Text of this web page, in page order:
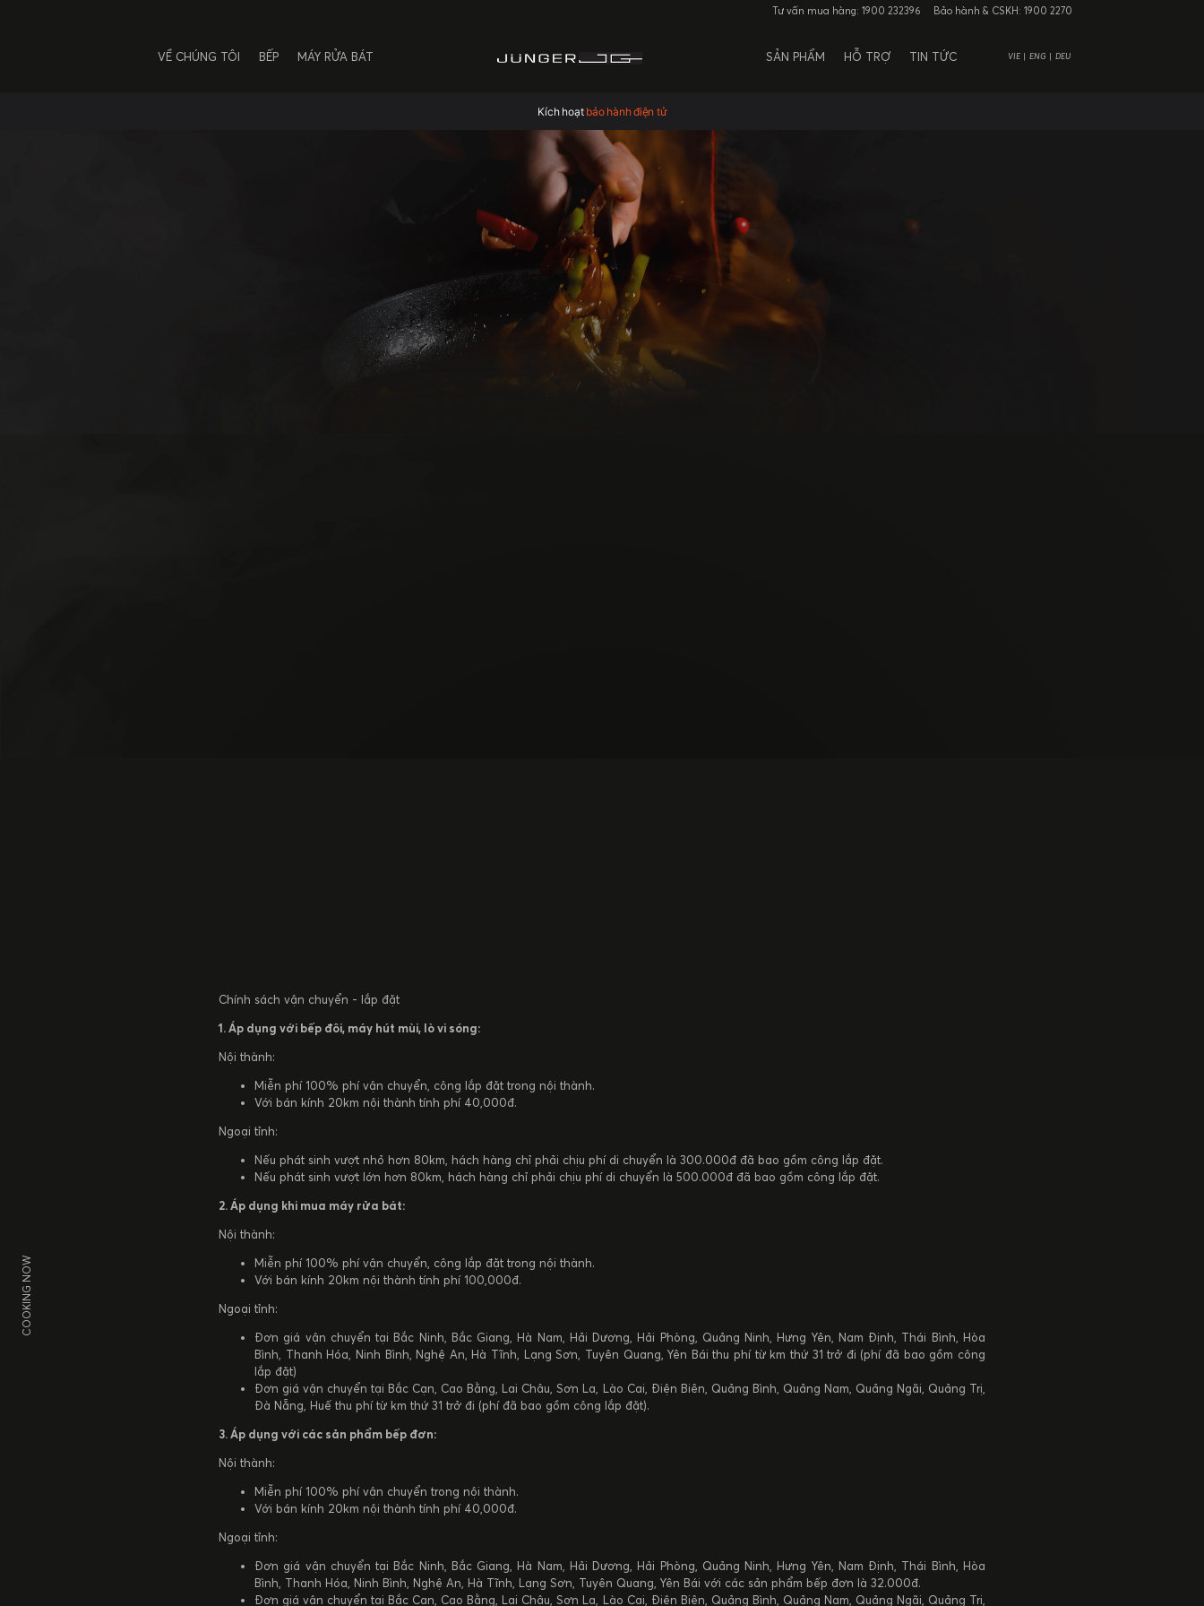
Tư vấn mua hàng:1900 232396 Bảo hành & CSKH:1900 2270
VỀ CHÚNG TÔI BẾP MÁY RỬA BÁT SẢN PHẨM HỖ TRỢ TIN TỨC VIE ENG DEU
Kích hoạt bảo hành điện tử
COOKING NOW
Chính sách vận chuyển - lắp đặt
1. Áp dụng với bếp đôi, máy hút mùi, lò vi sóng:
Nội thành:
Miễn phí 100% phí vận chuyển, công lắp đặt trong nội thành.
Với bán kính 20km nội thành tính phí 40,000đ.
Ngoại tỉnh:
Nếu phát sinh vượt nhỏ hơn 80km, hách hàng chỉ phải chịu phí di chuyển là 300.000đ đã bao gồm công lắp đặt.
Nếu phát sinh vượt lớn hơn 80km, hách hàng chỉ phải chịu phí di chuyển là 500.000đ đã bao gồm công lắp đặt.
2. Áp dụng khi mua máy rửa bát:
Nội thành:
Miễn phí 100% phí vận chuyển, công lắp đặt trong nội thành.
Với bán kính 20km nội thành tính phí 100,000đ.
Ngoại tỉnh:
Đơn giá vận chuyển tại Bắc Ninh, Bắc Giang, Hà Nam, Hải Dương, Hải Phòng, Quảng Ninh, Hưng Yên, Nam Định, Thái Bình, Hòa
Bình, Thanh Hóa, Ninh Bình, Nghệ An, Hà Tĩnh, Lạng Sơn, Tuyên Quang, Yên Bái thu phí từ km thứ 31 trở đi (phí đã bao gồm công
lắp đặt)
Đơn giá vận chuyển tại Bắc Cạn, Cao Bằng, Lai Châu, Sơn La, Lào Cai, Điện Biên, Quảng Bình, Quảng Nam, Quảng Ngãi, Quảng Trị,
Đà Nẵng, Huế thu phí từ km thứ 31 trở đi (phí đã bao gồm công lắp đặt).
3. Áp dụng với các sản phẩm bếp đơn:
Nội thành:
Miễn phí 100% phí vận chuyển trong nội thành.
Với bán kính 20km nội thành tính phí 40,000đ.
Ngoại tỉnh:
Đơn giá vận chuyển tại Bắc Ninh, Bắc Giang, Hà Nam, Hải Dương, Hải Phòng, Quảng Ninh, Hưng Yên, Nam Định, Thái Bình, Hòa
Bình, Thanh Hóa, Ninh Bình, Nghệ An, Hà Tĩnh, Lạng Sơn, Tuyên Quang, Yên Bái với các sản phẩm bếp đơn là 32.000đ.
Đơn giá vận chuyển tại Bắc Cạn, Cao Bằng, Lai Châu, Sơn La, Lào Cai, Điện Biên, Quảng Bình, Quảng Nam, Quảng Ngãi, Quảng Trị,